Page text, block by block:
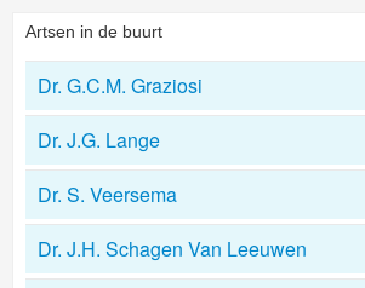
Artsen in de buurt
Dr. G.C.M. Graziosi
Dr. J.G. Lange
Dr. S. Veersema
Dr. J.H. Schagen Van Leeuwen